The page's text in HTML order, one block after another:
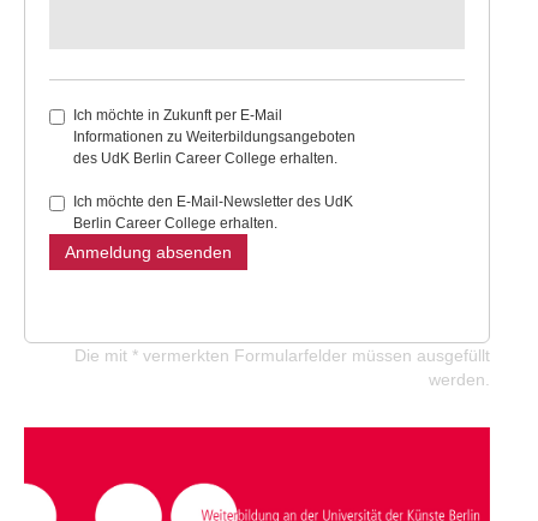
Ich möchte in Zukunft per E-Mail
Informationen zu Weiterbildungsangeboten
des UdK Berlin Career College erhalten.
Ich möchte den E-Mail-Newsletter des UdK
Berlin Career College erhalten.
Anmeldung absenden
Die mit * vermerkten Formularfelder müssen ausgefüllt
werden.